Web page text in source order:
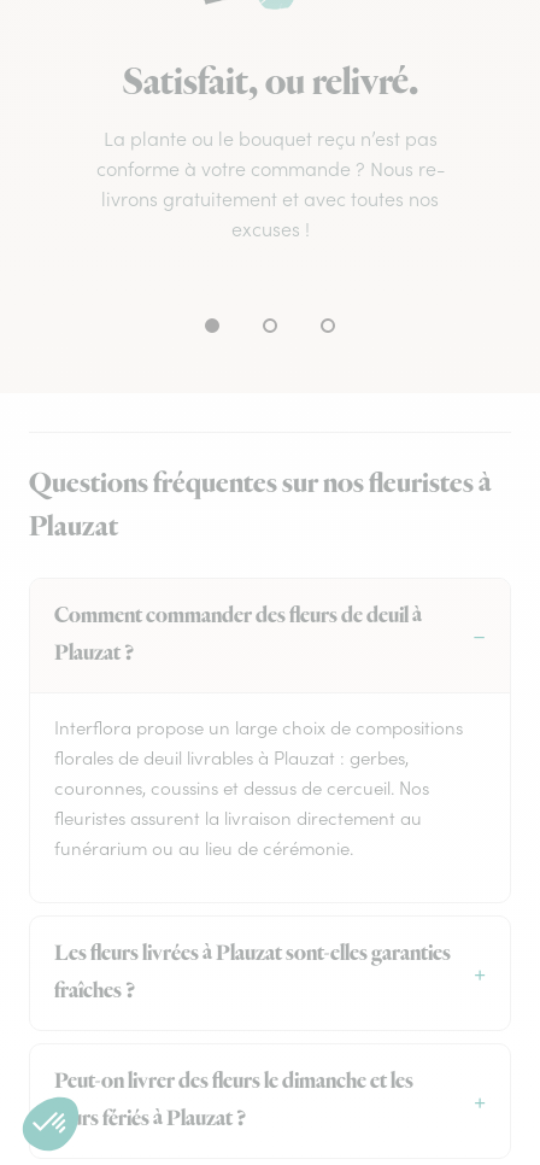
Satisfait, ou relivré.
La plante ou le bouquet reçu n’est pas
conforme à votre commande ? Nous re-
livrons gratuitement et avec toutes nos
excuses !
Questions fréquentes sur nos fleuristes à
Plauzat
Comment commander des fleurs de deuil à
Plauzat ?
Interflora propose un large choix de compositions
florales de deuil livrables à Plauzat : gerbes,
couronnes, coussins et dessus de cercueil. Nos
fleuristes assurent la livraison directement au
funérarium ou au lieu de cérémonie.
Les fleurs livrées à Plauzat sont-elles garanties
fraîches ?
Peut-on livrer des fleurs le dimanche et les
jours fériés à Plauzat ?